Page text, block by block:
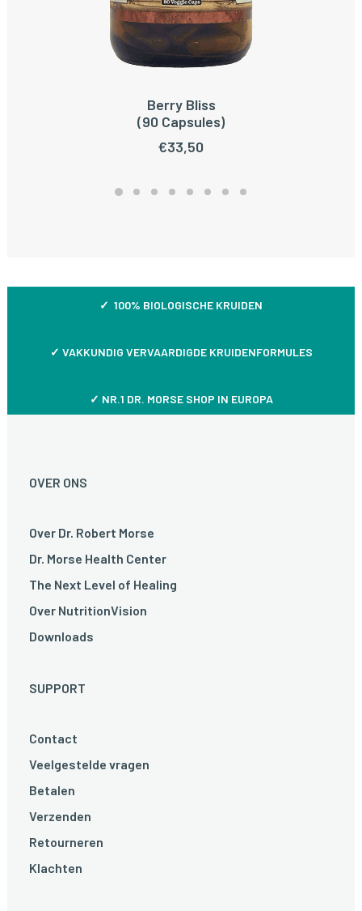
TOEVOEGEN AAN WINKELWAGEN
Berry Bliss
(90 Capsules)
€33,50
✓ 100% BIOLOGISCHE KRUIDEN
✓ VAKKUNDIG VERVAARDIGDE KRUIDENFORMULES
✓ NR.1 DR. MORSE SHOP IN EUROPA
OVER ONS
Over Dr. Robert Morse
Dr. Morse Health Center
The Next Level of Healing
Over NutritionVision
Downloads
SUPPORT
Contact
Veelgestelde vragen
Betalen
Verzenden
Retourneren
Klachten